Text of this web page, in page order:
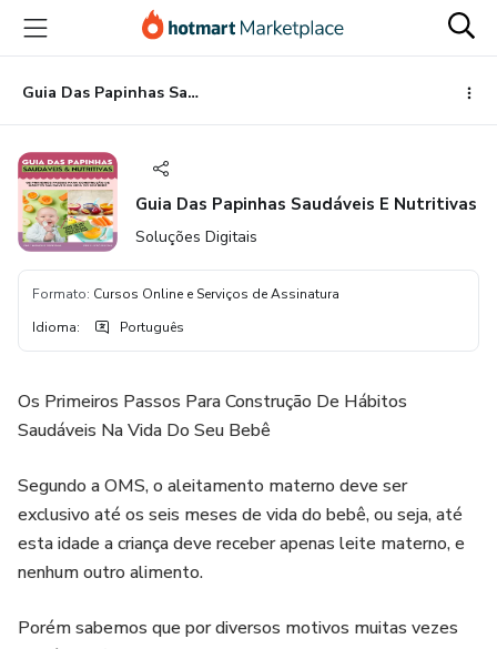
para
conteúdo
principal
para
pagamento
para
rodapé
Guia Das Papinhas Saudáveis E Nutritivas
Guia Das Papinhas Saudáveis E Nutritivas
Soluções Digitais
Formato: Cursos Online e Serviços de Assinatura
Idioma: Português
Os Primeiros Passos Para Construção De Hábitos
Saudáveis Na Vida Do Seu Bebê
Segundo a OMS, o aleitamento materno deve ser
exclusivo até os seis meses de vida do bebê, ou seja, até
esta idade a criança deve receber apenas leite materno, e
nenhum outro alimento.
Porém sabemos que por diversos motivos muitas vezes